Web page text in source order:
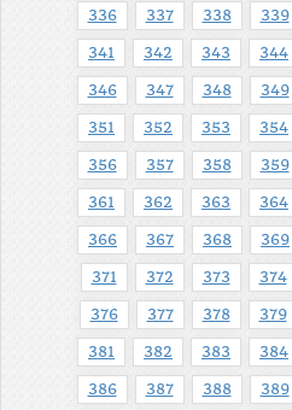
336 337 338 339
341 342 343 344
346 347 348 349
351 352 353 354
356 357 358 359
361 362 363 364
366 367 368 369
371 372 373 374
376 377 378 379
381 382 383 384
386 387 388 389